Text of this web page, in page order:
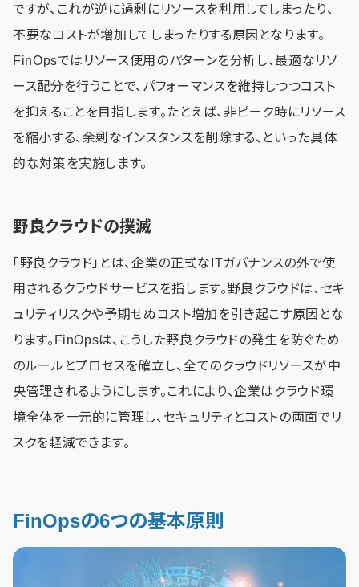
ですが、これが逆に過剰にリソースを利用してしまったり、
不要なコストが増加してしまったりする原因となります。
FinOpsではリソース使用のパターンを分析し、最適なリソ
ース配分を行うことで、パフォーマンスを維持しつつコスト
を抑えることを目指します。たとえば、非ピーク時にリソース
を縮小する、余剰なインスタンスを削除する、といった具体
的な対策を実施します。
野良クラウドの撲滅
「野良クラウド」とは、企業の正式なITガバナンスの外で使
用されるクラウドサービスを指します。野良クラウドは、セキ
ュリティリスクや予期せぬコスト増加を引き起こす原因とな
ります。FinOpsは、こうした野良クラウドの発生を防ぐため
のルールとプロセスを確立し、全てのクラウドリソースが中
央管理されるようにします。これにより、企業はクラウド環
境全体を一元的に管理し、セキュリティとコストの両面でリ
スクを軽減できます。
FinOpsの6つの基本原則